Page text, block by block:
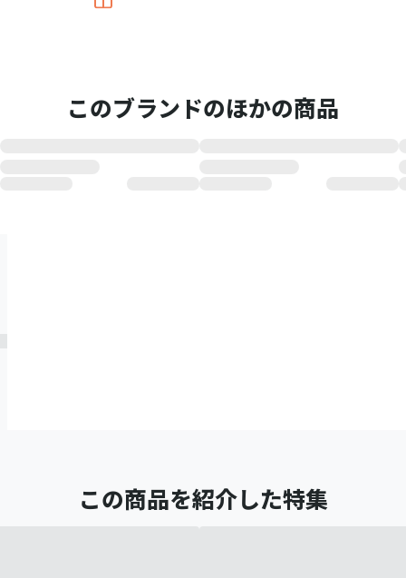
このブランドのほかの商品
この商品を紹介した特集